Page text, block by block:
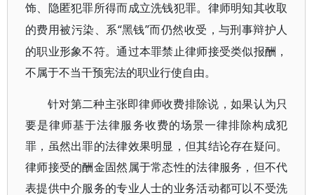
饰、隐匿犯罪所得而成立洗钱犯罪。律师明知其收取
的费用被污染、系“黑钱”而仍然收受，与刑事辩护人
的职业形象不符。通过本罪禁止律师接受类似报酬，
不属于不当干预宪法的职业行使自由。
针对第二种主张即律师收费排除说，如果认为只
要是律师基于法律服务收费的场景一律排除构成犯
罪，虽然出罪的法律效果明显，但其结论存在疑问。
律师接受的酬金固然属于常态性的法律服务，但不代
表提供中介服务的专业人士的业务活动都可以不受洗